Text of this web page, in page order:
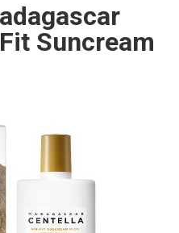
Suncream